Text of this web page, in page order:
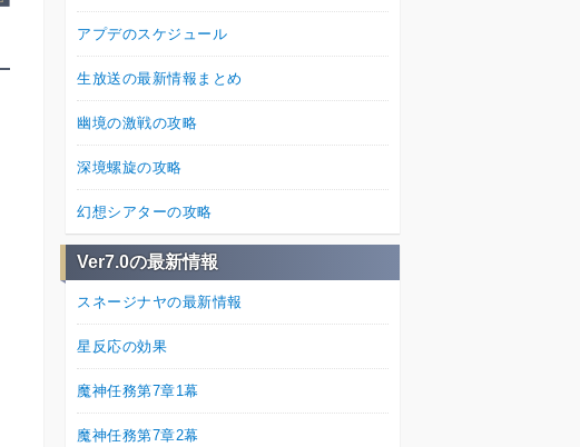
アプデのスケジュール
生放送の最新情報まとめ
幽境の激戦の攻略
深境螺旋の攻略
幻想シアターの攻略
Ver7.0の最新情報
スネージナヤの最新情報
星反応の効果
魔神任務第7章1幕
魔神任務第7章2幕